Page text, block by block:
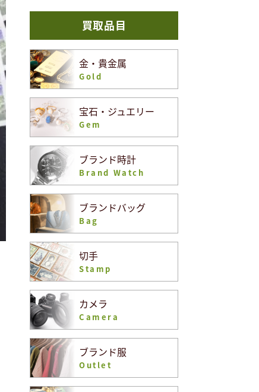
買取品目
金・貴金属
Gold
宝石・ジュエリー
Gem
ブランド時計
Brand Watch
ブランドバッグ
Bag
切手
Stamp
カメラ
Camera
ブランド服
Outlet